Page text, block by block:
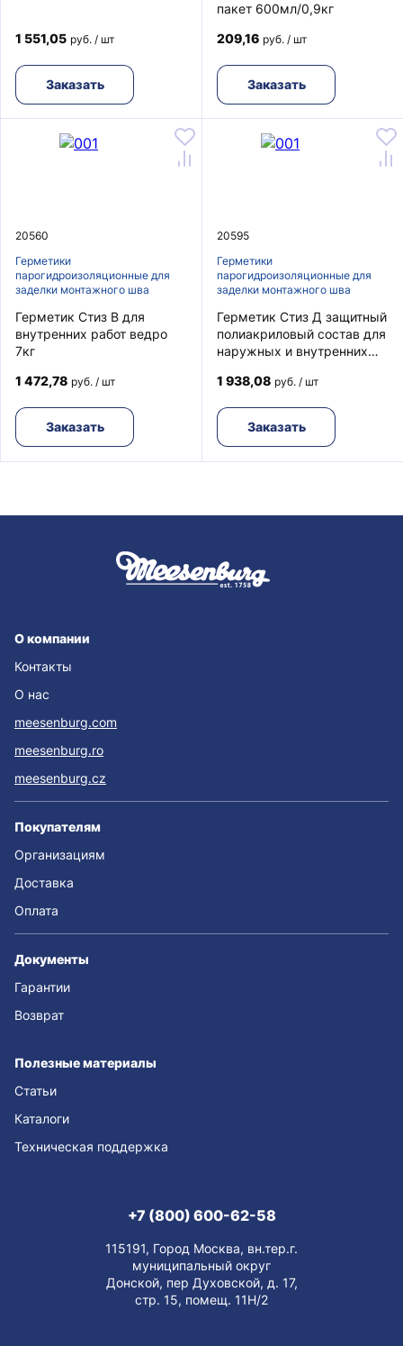
1 551,05 руб. / шт
Заказать
пакет 600мл/0,9кг
209,16 руб. / шт
Заказать
20560
Герметики
парогидроизоляционные для
заделки монтажного шва
Герметик Стиз В для
внутренних работ ведро
7кг
1 472,78 руб. / шт
Заказать
20595
Герметики
парогидроизоляционные для
заделки монтажного шва
Герметик Стиз Д защитный
полиакриловый состав для
наружных и внутренних
1 938,08 руб. / шт
Заказать
О компании
Контакты
О нас
meesenburg.com
meesenburg.ro
meesenburg.cz
Покупателям
Организациям
Доставка
Оплата
Документы
Гарантии
Возврат
Полезные материалы
Статьи
Каталоги
Техническая поддержка
+7 (800) 600-62-58
115191, Город Москва, вн.тер.г.
муниципальный округ
Донской, пер Духовской, д. 17,
стр. 15, помещ. 11Н/2